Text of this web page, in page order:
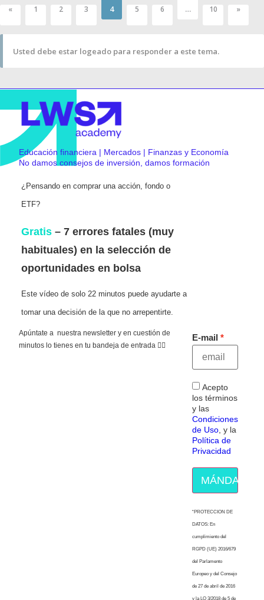
« 1 2 3 4 5 6 … 10 »
Usted debe estar logeado para responder a este tema.
Educación financiera | Mercados | Finanzas y Economía
No damos consejos de inversión, damos formación
¿Pensando en comprar una acción, fondo o
ETF?
Gratis – 7 errores fatales (muy
habituales) en la selección de
oportunidades en bolsa
Este vídeo de solo 22 minutos puede ayudarte a
tomar una decisión de la que no arrepentirte.
Apúntate a nuestra newsletter y en cuestión de
minutos lo tienes en tu bandeja de entrada 👇🏻
E-mail
Acepto
los términos
y las
Condiciones
de Uso , y la
Política de
Privacidad
MÁNDAME
“PROTECCION DE
DATOS: En
cumplimiento del
RGPD (UE) 2016/679
del Parlamento
Europeo y del Consejo
de 27 de abril de 2016
y la LO 3/2018 de 5 de